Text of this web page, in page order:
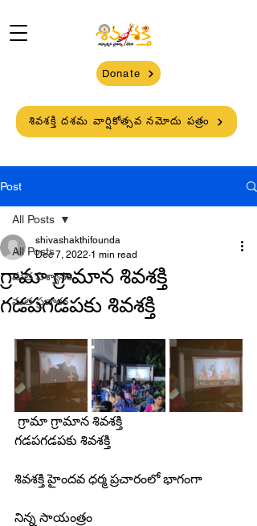
Donate
శివశక్తి దశమ వార్షికోత్సవ నమోదు పత్రం
Post
All Posts
మత విశ్వాసం
మత ప్రచారం
All Posts
గ్రామా గ్రామాన శివశక్తి
గడపగడపకు శివశక్తి
shivashakthifounda
Dec 7, 2022 1 min read
గ్రామా గ్రామాన శివశక్తి
గడపగడపకు శివశక్తి
శివశక్తి హైందవ ధర్మ ప్రచారంలో భాగంగా
నిన్న సాయంత్రం